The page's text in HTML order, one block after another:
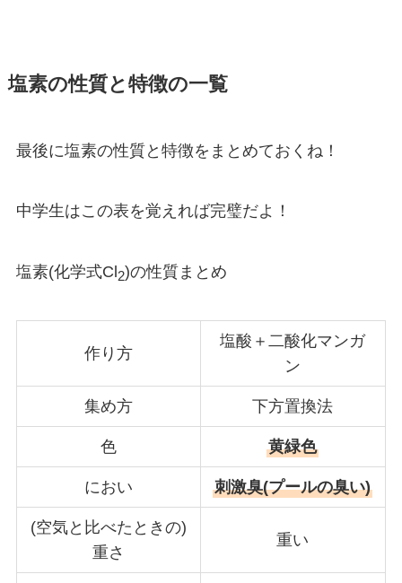
塩素の性質と特徴の一覧
最後に塩素の性質と特徴をまとめておくね！
中学生はこの表を覚えれば完璧だよ！
塩素(化学式Cl 2)の性質まとめ
作り方
塩酸＋二酸化マンガ
ン
集め方 下方置換法
色 黄緑色
におい 刺激臭(プールの臭い)
(空気と比べたときの)
重さ
重い